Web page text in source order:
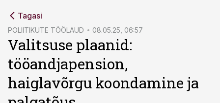
Tagasi
POLIITIKUTE TÖÖLAUD 08.05.25, 06:57
Valitsuse plaanid:
tööandjapension,
haiglavõrgu koondamine ja